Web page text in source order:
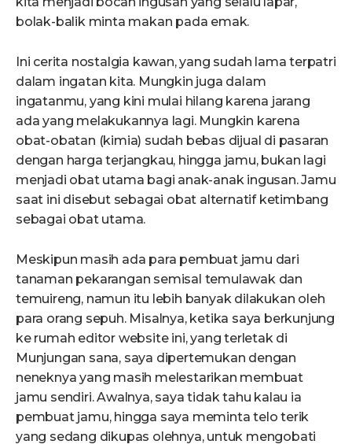
bolak-balik minta makan pada emak.
Ini cerita nostalgia kawan, yang sudah lama terpatri
dalam ingatan kita. Mungkin juga dalam
ingatanmu, yang kini mulai hilang karena jarang
ada yang melakukannya lagi. Mungkin karena
obat-obatan (kimia) sudah bebas dijual di pasaran
dengan harga terjangkau, hingga jamu, bukan lagi
menjadi obat utama bagi anak-anak ingusan. Jamu
saat ini disebut sebagai obat alternatif ketimbang
sebagai obat utama.
Meskipun masih ada para pembuat jamu dari
tanaman pekarangan semisal temulawak dan
temuireng, namun itu lebih banyak dilakukan oleh
para orang sepuh. Misalnya, ketika saya berkunjung
ke rumah editor website ini, yang terletak di
Munjungan sana, saya dipertemukan dengan
neneknya yang masih melestarikan membuat
jamu sendiri. Awalnya, saya tidak tahu kalau ia
pembuat jamu, hingga saya meminta telo terik
yang sedang dikupas olehnya, untuk mengobati